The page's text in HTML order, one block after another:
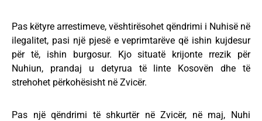
Pas këtyre arrestimeve, vështirësohet qëndrimi i Nuhisë në
ilegalitet, pasi një pjesë e veprimtarëve që ishin kujdesur
për të, ishin burgosur. Kjo situatë krijonte rrezik për
Nuhiun, prandaj u detyrua të linte Kosovën dhe të
strehohet përkohësisht në Zvicër.
Pas një qëndrimi të shkurtër në Zvicër, në maj, Nuhi